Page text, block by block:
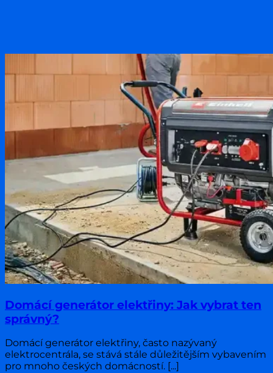
Domácí generátor elektřiny: Jak vybrat ten
správný?
Domácí generátor elektřiny, často nazývaný
elektrocentrála, se stává stále důležitějším vybavením
pro mnoho českých domácností. [...]